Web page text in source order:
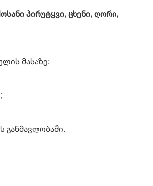
პირუტყვი, ცხენი, ღორი,
მასაზე;
განმავლობაში.